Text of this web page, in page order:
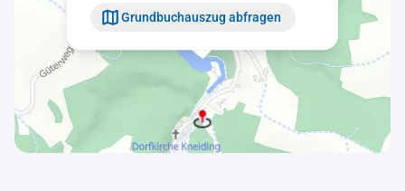
Grundbuchauszug abfragen